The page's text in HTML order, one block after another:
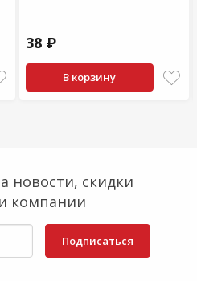
38 ₽
В корзину
новости, скидки
компании
Подписаться